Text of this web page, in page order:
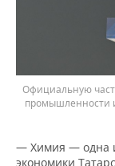
Официальную
промышленности
— Химия — одна
экономики